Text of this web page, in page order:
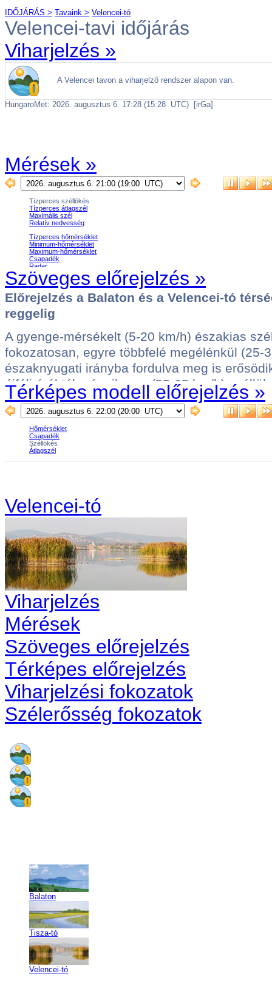
IDŐJÁRÁS > Tavaink > Velencei-tó
Velencei-tavi időjárás
Viharjelzés »
Mérések »
Szöveges előrejelzés »
Térképes modell előrejelzés »
Velencei-tó
Viharjelzés
Mérések
Szöveges előrejelzés
Térképes előrejelzés
Viharjelzési fokozatok
Szélerősség fokozatok
Balaton
Tisza-tó
Velencei-tó